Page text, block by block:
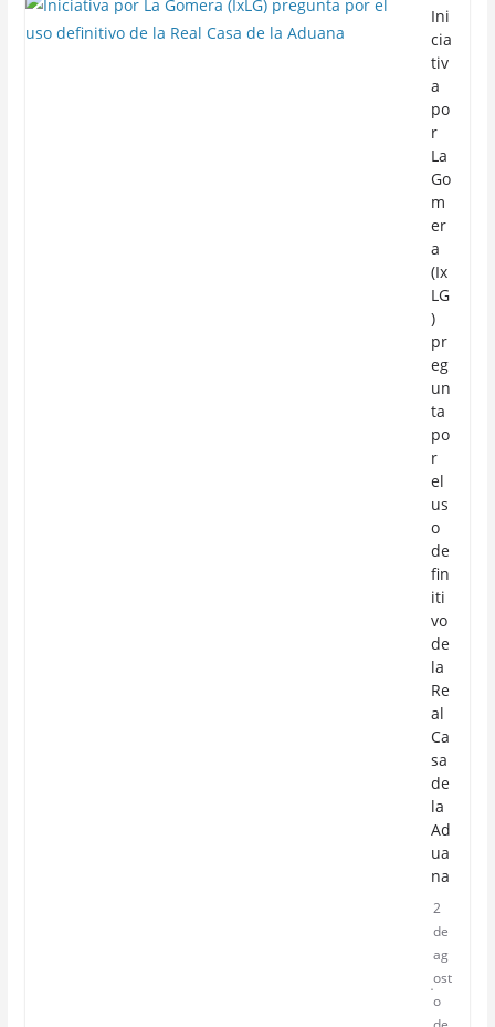
Ini
cia
tiv
a
po
r
La
Go
m
er
a
(Ix
LG
)
pr
eg
un
ta
po
r
el
us
o
de
fin
iti
vo
de
la
Re
al
Ca
sa
de
la
Ad
ua
na
2
de
ag
ost
o